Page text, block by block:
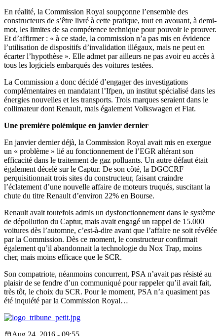
En réalité, la Commission Royal soupçonne l’ensemble des
constructeurs de s’être livré à cette pratique, tout en avouant, à demi-
mot, les limites de sa compétence technique pour pouvoir le prouver.
Et d’affirmer : « à ce stade, la commission n’a pas mis en évidence
l’utilisation de dispositifs d’invalidation illégaux, mais ne peut en
écarter l’hypothèse ». Elle admet par ailleurs ne pas avoir eu accès à
tous les logiciels embarqués des voitures testées.
La Commission a donc décidé d’engager des investigations
complémentaires en mandatant l’Ifpen, un institut spécialisé dans les
énergies nouvelles et les transports. Trois marques seraient dans le
collimateur dont Renault, mais également Volkswagen et Fiat.
Une première polémique en janvier dernier
En janvier dernier déjà, la Commission Royal avait mis en exergue
un « problème » lié au fonctionnement de l’EGR altérant son
efficacité dans le traitement de gaz polluants. Un autre défaut était
également décelé sur le Captur. De son côté, la DGCCRF
perquisitionnait trois sites du constructeur, faisant craindre
l’éclatement d’une nouvelle affaire de moteurs truqués, suscitant la
chute du titre Renault d’environ 22% en Bourse.
Renault avait toutefois admis un dysfonctionnement dans le système
de dépollution du Captur, mais avait engagé un rappel de 15.000
voitures dès l’automne, c’est-à-dire avant que l’affaire ne soit révélée
par la Commission. Dès ce moment, le constructeur confirmait
également qu’il abandonnait la technologie du Nox Trap, moins
cher, mais moins efficace que le SCR.
Son compatriote, néanmoins concurrent, PSA n’avait pas résisté au
plaisir de se fendre d’un communiqué pour rappeler qu’il avait fait,
très tôt, le choix du SCR. Pour le moment, PSA n’a quasiment pas
été inquiété par la Commission Royal…